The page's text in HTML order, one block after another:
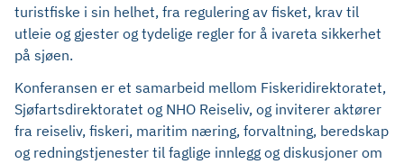
turistfiske i sin helhet, fra regulering av fisket, krav til
utleie og gjester og tydelige regler for å ivareta sikkerhet
på sjøen.
Konferansen er et samarbeid mellom Fiskeridirektoratet,
Sjøfartsdirektoratet og NHO Reiseliv, og inviterer aktører
fra reiseliv, fiskeri, maritim næring, forvaltning, beredskap
og redningstjenester til faglige innlegg og diskusjoner om